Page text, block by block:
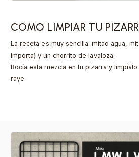
COMO LIMPIAR TU
La receta es muy sencilla: mitad agua,
importa) y un chorrito de lavaloza.
Rocía esta mezcla en tu pizarra y
raye.